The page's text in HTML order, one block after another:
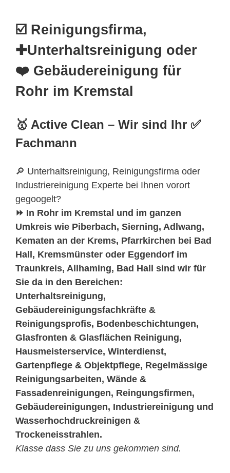
☑️ Reinigungsfirma,
✚Unterhaltsreinigung oder
❤️ Gebäudereinigung für
Rohr im Kremstal
🥇 Active Clean – Wir sind Ihr ✅
Fachmann
🔎 Unterhaltsreinigung, Reinigungsfirma oder
Industriereinigung Experte bei Ihnen vorort
gegoogelt?
⏩ In Rohr im Kremstal und im ganzen
Umkreis wie Piberbach, Sierning, Adlwang,
Kematen an der Krems, Pfarrkirchen bei Bad
Hall, Kremsmünster oder Eggendorf im
Traunkreis, Allhaming, Bad Hall sind wir für
Sie da in den Bereichen:
Unterhaltsreinigung,
Gebäudereinigungsfachkräfte &
Reinigungsprofis, Bodenbeschichtungen,
Glasfronten & Glasflächen Reinigung,
Hausmeisterservice, Winterdienst,
Gartenpflege & Objektpflege, Regelmässige
Reinigungsarbeiten, Wände &
Fassadenreinigungen, Reingungsfirmen,
Gebäudereinigungen, Industriereinigung und
Wasserhochdruckreinigen &
Trockeneisstrahlen.
Klasse dass Sie zu uns gekommen sind.